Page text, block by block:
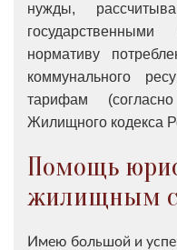
нужды,
нормативу
коммунального
тарифам
Жилищного кодекса
Помощь
жилищным
Имею большой и